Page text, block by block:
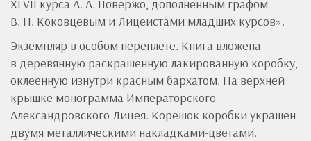
XLVII курса А. А. Повержо, дополненным графом
В. Н. Коковцевым и Лицеистами младших курсов».
Экземпляр в особом переплете. Книга вложена
в деревянную раскрашенную лакированную коробку,
оклеенную изнутри красным бархатом. На верхней
крышке монограмма Императорского
Александровского Лицея. Корешок коробки украшен
двумя металлическими накладками-цветами.